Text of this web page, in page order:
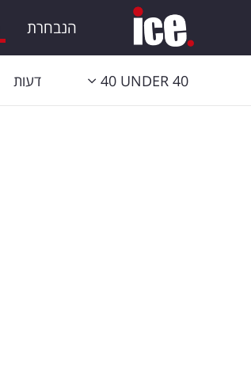
הנבחרת
40 UNDER 40 דעות